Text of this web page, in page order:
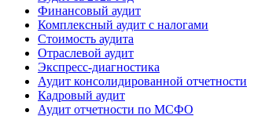
Финансовый аудит
Комплексный аудит с налогами
Стоимость аудита
Отраслевой аудит
Экспресс-диагностика
Аудит консолидированной отчетности
Кадровый аудит
Аудит отчетности по МСФО